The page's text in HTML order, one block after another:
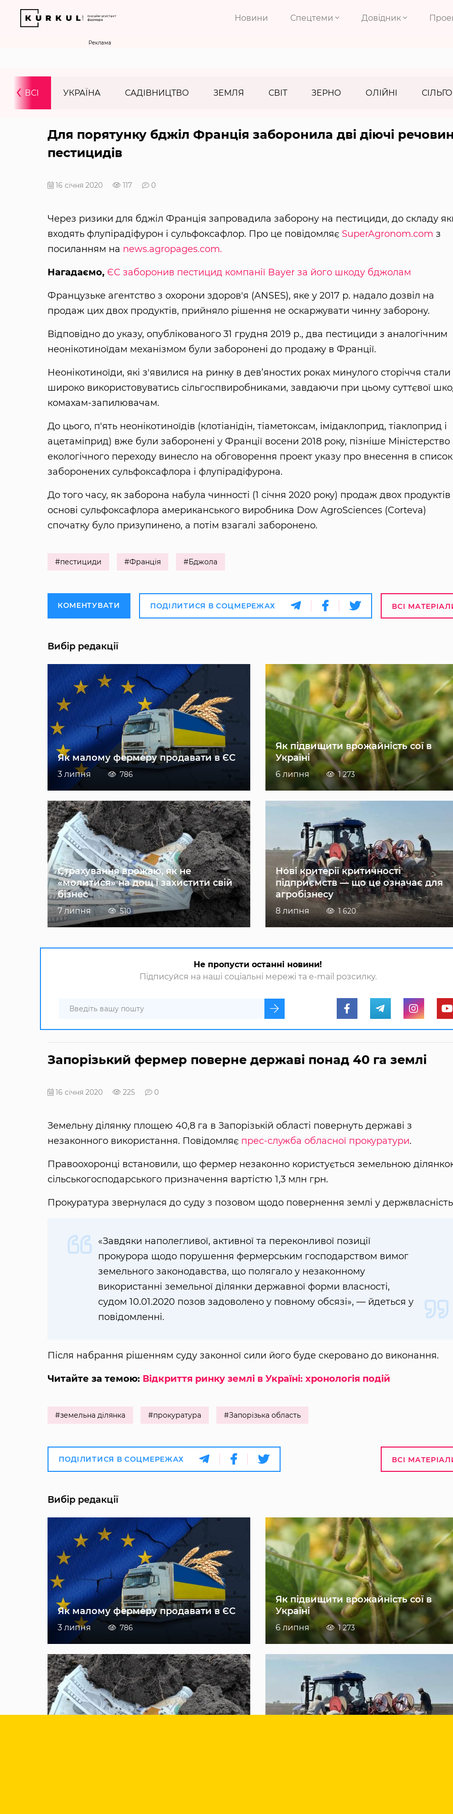
Новини Спецтеми Довідник
Реклама
ВСІ УКРАЇНА САДІВНИЦТВО ЗЕМЛЯ СВІТ ЗЕРНО ОЛІЙНІ
‹
Для порятунку бджіл Франція заборонила дві діючі
пестицидів
16 січня 2020 117 0
Через ризики для бджіл Франція запровадила заборону на пестициди, до складу
входять флупірадіфурон і сульфоксафлор. Про це повідомляє SuperAgronom.com з
посиланням на news.agropages.com.
Нагадаємо, ЄС заборонив пестицид компанії Bayer за його шкоду бджолам
Французьке агентство з охорони здоров'я (ANSES), яке у 2017 р. надало дозвіл на
продаж цих двох продуктів, прийняло рішення не оскаржувати чинну заборону.
Відповідно до указу, опублікованого 31 грудня 2019 р., два пестициди з аналогічним
неонікотиноїдам механізмом були заборонені до продажу в Франції.
Неонікотиноїди, які з'явилися на ринку в дев’яностих роках минулого сторіччя стали
широко використовуватись сільгоспвиробниками, завдаючи при цьому суттєвої
комахам-запилювачам.
До цього, п'ять неонікотиноїдів (клотіанідін, тіаметоксам, імідаклоприд, тіаклоприд і
ацетаміприд) вже були заборонені у Франції восени 2018 року, пізніше Міністерство
екологічного переходу винесло на обговорення проект указу про внесення в список
заборонених сульфоксафлора і флупірадіфурона.
До того часу, як заборона набула чинності (1 січня 2020 року) продаж двох
основі сульфоксафлора американського виробника Dow AgroSciences (Corteva)
спочатку було призупинено, а потім взагалі заборонено.
#пестициди #Франція #Бджола
КОМЕНТУВАТИ ПОДІЛИТИСЯ В СОЦМЕРЕЖАХ ВСІ
Вибір редакції
Як малому фермеру продавати в ЄС
3 липня 786
Як підвищити врожайність сої в
Україні
6 липня 1 273
Страхування врожаю, як не
«молитися» на дощ і захистити свій
бізнес
7 липня 510
Нові критерії критичності
підприємств — що це означає для
агробізнесу
8 липня 1 620
Не пропусти останні новини!
Підписуйся на наші соціальні мережі та e-mail розсилку.
Запорізький фермер поверне державі понад 40 га землі
16 січня 2020 225 0
Земельну ділянку площею 40,8 га в Запорізькій області повернуть державі з
незаконного використання. Повідомляє прес-служба обласної прокуратури.
Правоохоронці встановили, що фермер незаконно користується земельною
сільськогосподарського призначення вартістю 1,3 млн грн.
Прокуратура звернулася до суду з позовом щодо повернення землі у
«Завдяки наполегливої, активної та переконливої позиції
прокурора щодо порушення фермерським господарством вимог
земельного законодавства, що полягало у незаконному
використанні земельної ділянки державної форми власності,
судом 10.01.2020 позов задоволено у повному обсязі», — йдеться у
повідомленні.
Після набрання рішенням суду законної сили його буде скеровано до виконання.
Читайте за темою: Відкриття ринку землі в Україні: хронологія подій
#земельна ділянка #прокуратура #Запорізька область
ПОДІЛИТИСЯ В СОЦМЕРЕЖАХ ВСІ
Вибір редакції
Як малому фермеру продавати в ЄС
3 липня 786
Як підвищити врожайність сої в
Україні
6 липня 1 273